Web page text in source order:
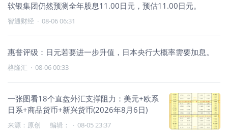
软银集团仍然预测全年股息11.00日元，预估11.00日元。
智通财经 · 08-06 06:31
惠誉评级：日元若要进一步升值，日本央行大概率需要加息。
格隆汇 · 08-06 00:33
一张图看18个直盘外汇支撑阻力：美元+欧系
日系+商品货币+新兴货币(2026年8月6日)
来源：原创 编辑： · 08-05 23:37